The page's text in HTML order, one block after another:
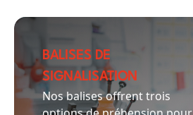
BALISES DE
SIGNALISATION
Nos balises offrent trois